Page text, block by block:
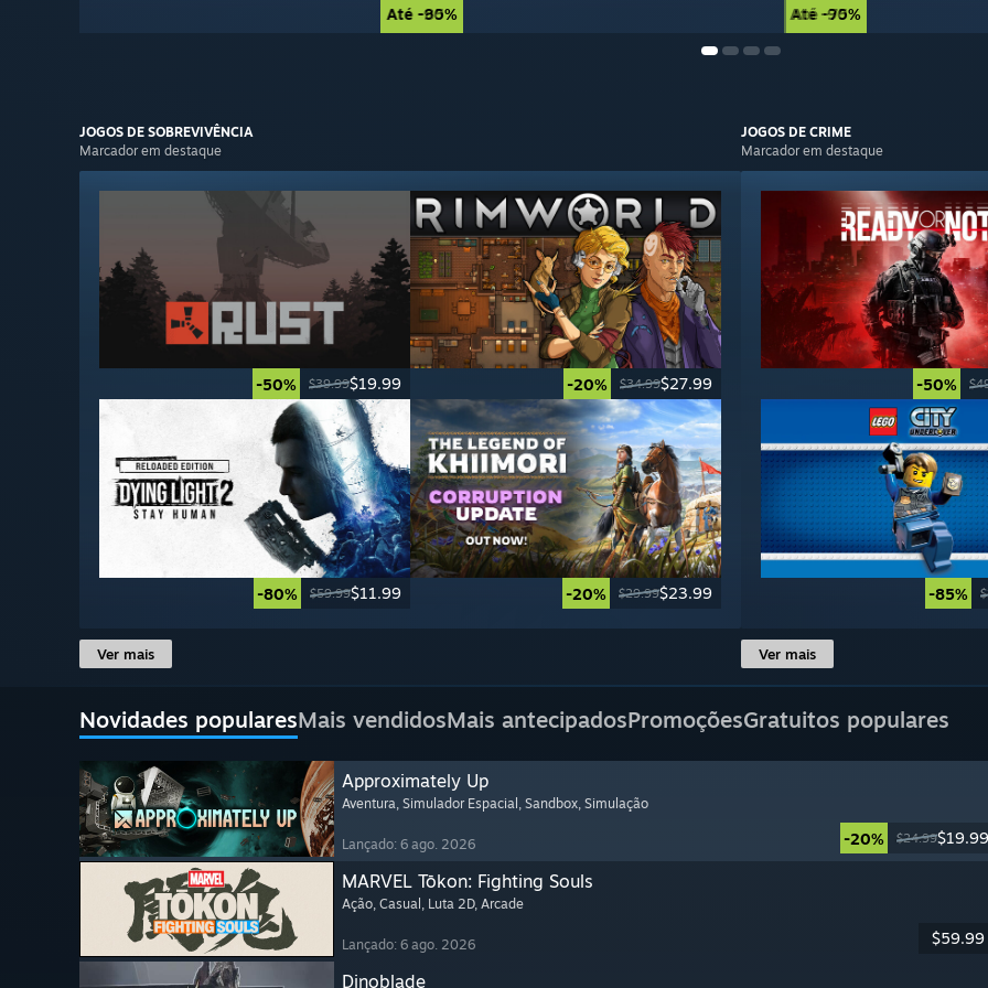
Até -90% Até -75%
Até -85% Até -90%
JOGOS DE SOBREVIVÊNCIA
Marcador em destaque
-50% $39.99$19.99 -20% $34.99$27.99
-80% $59.99$11.99 -20% $29.99$23.99
Ver mais
JOGOS DE CRIME
Marcador em destaque
-50%
-85%
Ver mais
Novidades popularesMais vendidosMais antecipadosPromoçõesGratuitos populares
Approximately Up
Aventura, Simulador Espacial , Sandbox, Simulação
Lançado: 6 ago. 2026 -20% $24.99$19.99
MARVEL Tōkon: Fighting Souls
Ação, Casual , Luta 2D, Arcade
Lançado: 6 ago. 2026 $59.99
Dinoblade